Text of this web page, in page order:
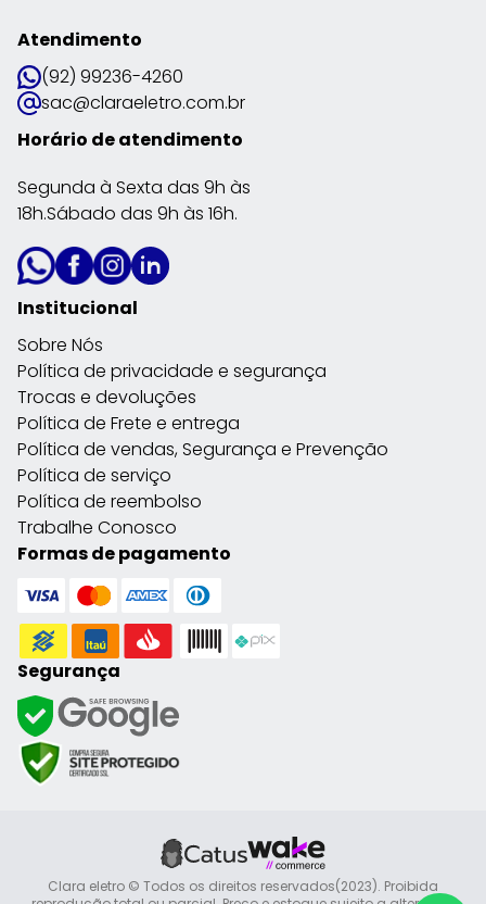
Atendimento
(92) 99236-4260
sac@claraeletro.com.br
Horário de atendimento
Segunda à Sexta das 9h às
18h.Sábado das 9h às 16h.
Institucional
Sobre Nós
Política de privacidade e segurança
Trocas e devoluções
Política de Frete e entrega
Política de vendas, Segurança e Prevenção
Política de serviço
Política de reembolso
Trabalhe Conosco
Formas de pagamento
Segurança
Clara eletro © Todos os direitos reservados(2023). Proibida